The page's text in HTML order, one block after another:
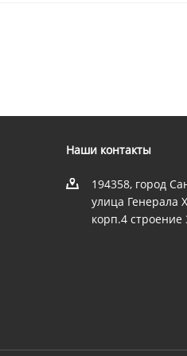
Наши контакты
194358, город
улица Генерала
корп.4 строение